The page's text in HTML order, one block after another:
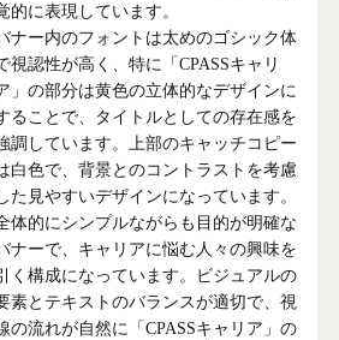
的に表現しています。
ナー内のフォントは太めのゴシック体
視認性が高く、特に「CPASSキャリ
」の部分は黄色の立体的なデザインに
ることで、タイトルとしての存在感を
調しています。上部のキャッチコピー
白色で、背景とのコントラストを考慮
た見やすいデザインになっています。
体的にシンプルながらも目的が明確な
ナーで、キャリアに悩む人々の興味を
く構成になっています。ビジュアルの
素とテキストのバランスが適切で、視
の流れが自然に「CPASSキャリア」の